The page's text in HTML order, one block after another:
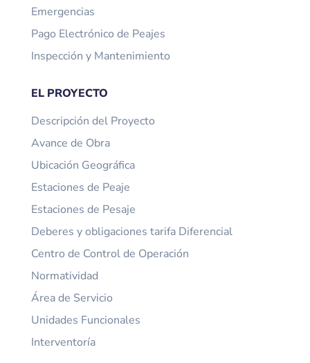
Emergencias
Pago Electrónico de Peajes
Inspección y Mantenimiento
EL PROYECTO
Descripción del Proyecto
Avance de Obra
Ubicación Geográfica
Estaciones de Peaje
Estaciones de Pesaje
Deberes y obligaciones tarifa Diferencial
Centro de Control de Operación
Normatividad
Área de Servicio
Unidades Funcionales
Interventoría